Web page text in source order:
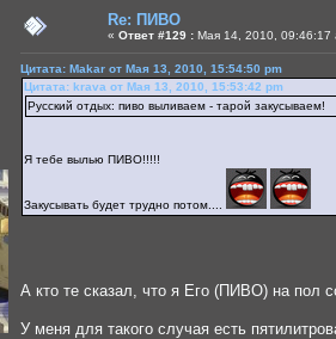
Re: ПИВО
« Ответ #129 : Мая 14, 2010, 09:46:17
Цитата: Makar от Мая 13, 2010, 15:54:50 pm
Цитата: krava от Мая 13, 2010, 15:53:42 pm
Русский отдых: пиво выливаем - тарой закусываем!
Я тебе вылью ПИВО!!!!!
Закусывать будет трудно потом....
А кто те сказал, что я Его (ПИВО) на пол
У меня для такого случая есть